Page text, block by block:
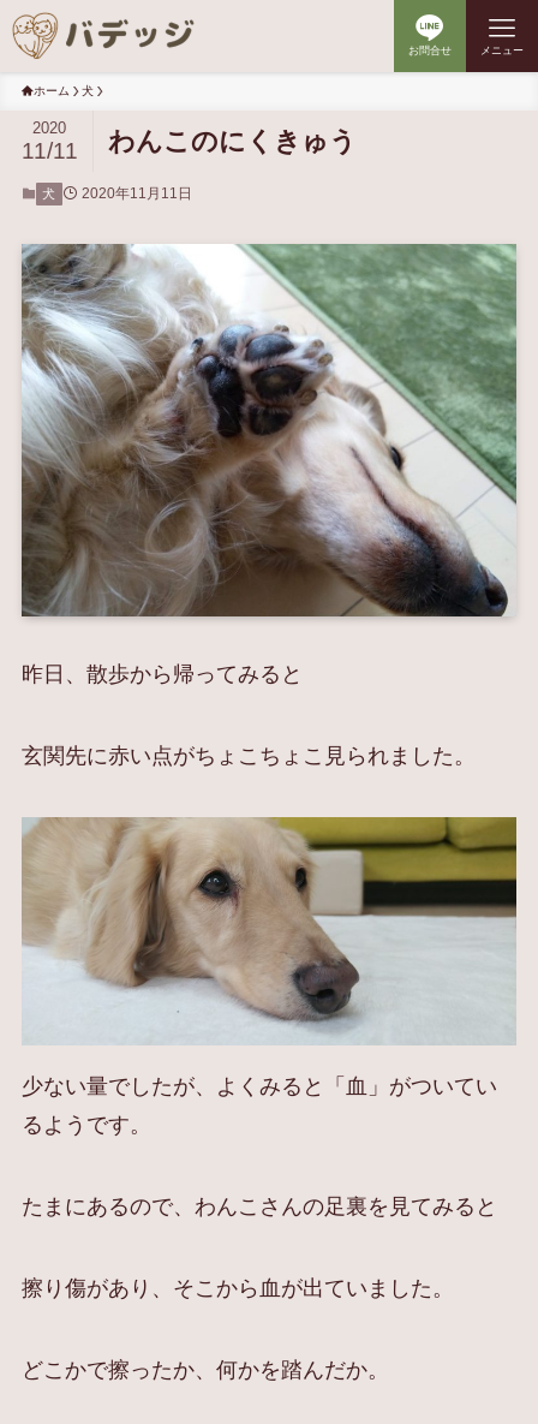
お問合せ メニュー
ホーム 犬
わんこのにくきゅう
2020
11/11
犬 2020年11月11日
昨日、散歩から帰ってみると
玄関先に赤い点がちょこちょこ見られました。
少ない量でしたが、よくみると「血」がついてい
るようです。
たまにあるので、わんこさんの足裏を見てみると
擦り傷があり、そこから血が出ていました。
どこかで擦ったか、何かを踏んだか。